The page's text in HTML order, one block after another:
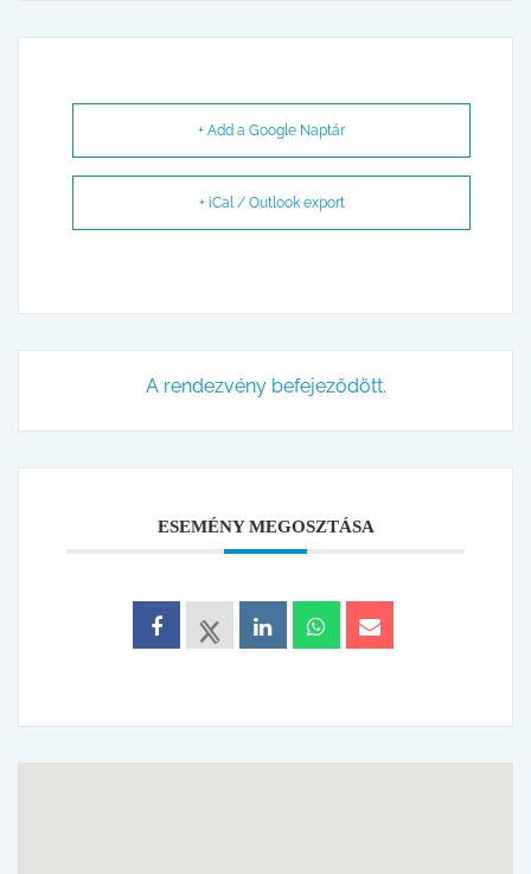
+ Add a Google Naptár
+ iCal / Outlook export
A rendezvény befejeződött.
ESEMÉNY MEGOSZTÁSA